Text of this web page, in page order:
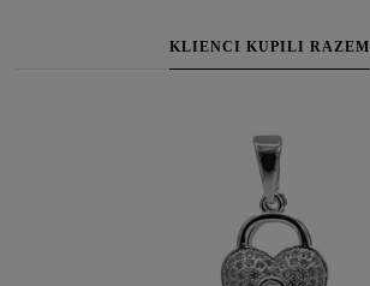
KLIENCI KUPILI RAZEM